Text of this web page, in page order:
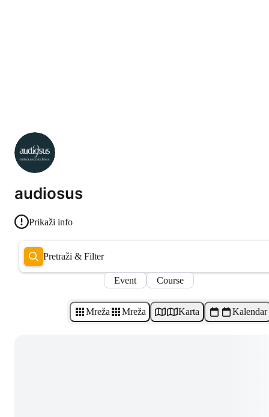
audiosus
Prikaži info
Pretraži & Filter
Event Course
Mreža Mreža Karta Kalendar